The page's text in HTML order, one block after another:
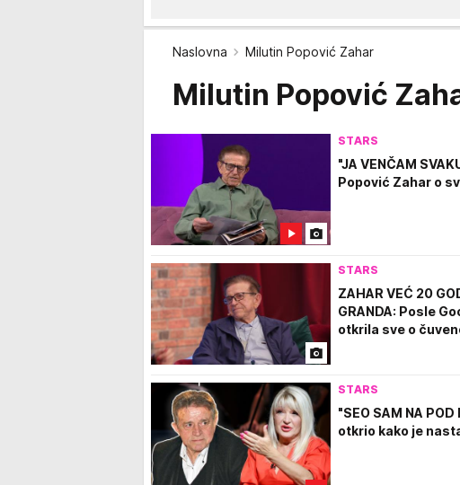
Naslovna Milutin Popović Zahar
Milutin Popović
STARS
"JA VENČAM
Popović Zahar o
STARS
ZAHAR VEĆ 20
GRANDA: Posle
otkrila sve o
STARS
"SEO SAM NA
otkrio kako je